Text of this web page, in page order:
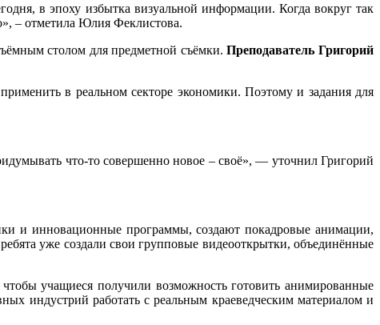
в эпоху избытка визуальной информации. Когда вокруг так
– отметила Юлия Феклистова.
столом для предметной съёмки.ПреподавательГригорий
в реальном секторе экономики. Поэтому и задания для
что-то совершенно новое – своё», — уточнил Григорий
и инновационные программы, создают покадровые анимации,
уже создали свои групповые видеооткрытки, объединённые
учащиеся получили возможность готовить анимированные
индустрий работать с реальным краеведческим материалом и